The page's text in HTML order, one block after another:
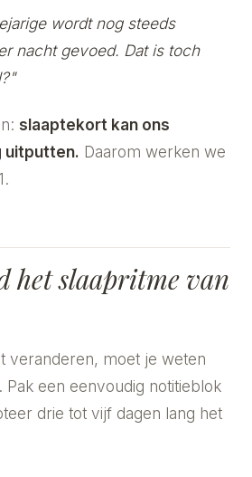
wordt nog steeds
nacht gevoed. Dat is toch
slaaptekort kan ons
uitputten. Daarom werken we
het slaapritme van
veranderen, moet je weten
een eenvoudig notitieblok
drie tot vijf dagen lang het